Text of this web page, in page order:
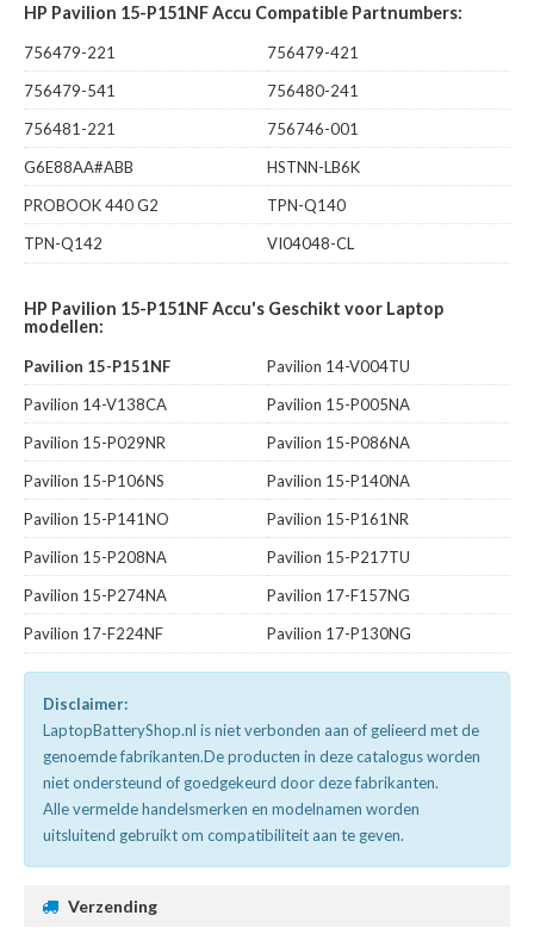
HP Pavilion 15-P151NF Accu Compatible Partnumbers:
756479-221
756479-421
756479-541
756480-241
756481-221
756746-001
G6E88AA#ABB
HSTNN-LB6K
PROBOOK 440 G2
TPN-Q140
TPN-Q142
VI04048-CL
HP Pavilion 15-P151NF Accu's Geschikt voor Laptop
modellen:
Pavilion 15-P151NF
Pavilion 14-V004TU
Pavilion 14-V138CA
Pavilion 15-P005NA
Pavilion 15-P029NR
Pavilion 15-P086NA
Pavilion 15-P106NS
Pavilion 15-P140NA
Pavilion 15-P141NO
Pavilion 15-P161NR
Pavilion 15-P208NA
Pavilion 15-P217TU
Pavilion 15-P274NA
Pavilion 17-F157NG
Pavilion 17-F224NF
Pavilion 17-P130NG
Disclaimer:
LaptopBatteryShop.nl is niet verbonden aan of gelieerd met de
genoemde fabrikanten.De producten in deze catalogus worden
niet ondersteund of goedgekeurd door deze fabrikanten.
Alle vermelde handelsmerken en modelnamen worden
uitsluitend gebruikt om compatibiliteit aan te geven.
Verzending